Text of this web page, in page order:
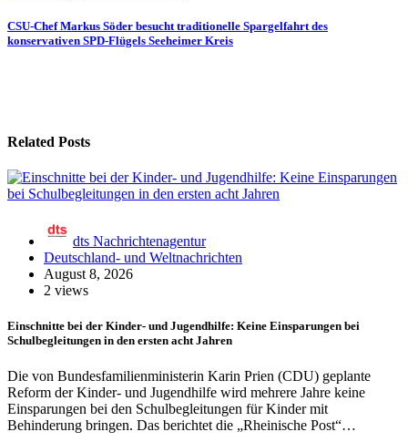
CSU-Chef Markus Söder besucht traditionelle Spargelfahrt des
konservativen SPD-Flügels Seeheimer Kreis
Related Posts
dts Nachrichtenagentur
Deutschland- und Weltnachrichten
August 8, 2026
2 views
Einschnitte bei der Kinder- und Jugendhilfe: Keine Einsparungen bei
Schulbegleitungen in den ersten acht Jahren
Die von Bundesfamilienministerin Karin Prien (CDU) geplante
Reform der Kinder- und Jugendhilfe wird mehrere Jahre keine
Einsparungen bei den Schulbegleitungen für Kinder mit
Behinderung bringen. Das berichtet die „Rheinische Post“…